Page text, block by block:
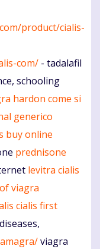
product/cialis-
com/ - tadalafil
schooling
hardon come si
generico
buy online
prednisone
levitra cialis
viagra
cialis first
viagra